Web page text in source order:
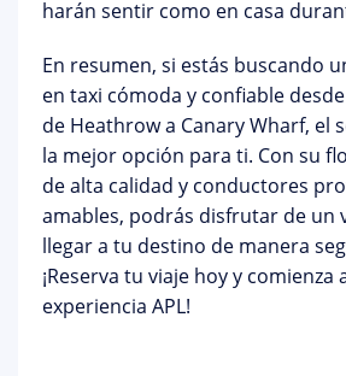
harán sentir como en casa
En resumen, si estás buscando
en taxi cómoda y confiable
de Heathrow a Canary Wharf, el
la mejor opción para ti. Con su
de alta calidad y conductores
amables, podrás disfrutar de un
llegar a tu destino de manera
¡Reserva tu viaje hoy y
experiencia APL!